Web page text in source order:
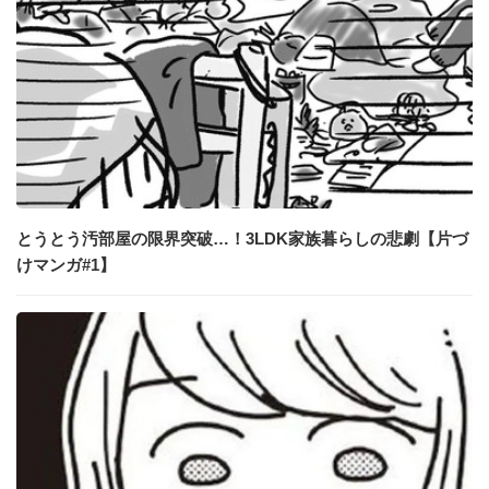
とうとう汚部屋の限界突破…！3LDK家族暮らしの悲劇【片づ
けマンガ#1】